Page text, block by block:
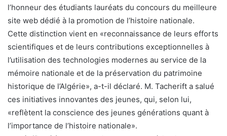
l’honneur des étudiants lauréats du concours du meilleure
site web dédié à la promotion de l’histoire nationale.
Cette distinction vient en «reconnaissance de leurs efforts
scientifiques et de leurs contributions exceptionnelles à
l’utilisation des technologies modernes au service de la
mémoire nationale et de la préservation du patrimoine
historique de l’Algérie», a-t-il déclaré. M. Tacherift a salué
ces initiatives innovantes des jeunes, qui, selon lui,
«reflètent la conscience des jeunes générations quant à
l’importance de l’histoire nationale».